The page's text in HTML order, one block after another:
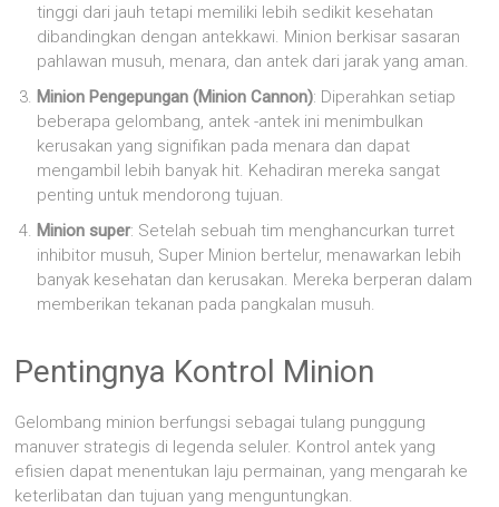
tinggi dari jauh tetapi memiliki lebih sedikit kesehatan
dibandingkan dengan antekkawi. Minion berkisar sasaran
pahlawan musuh, menara, dan antek dari jarak yang aman.
Minion Pengepungan (Minion Cannon): Diperahkan setiap
beberapa gelombang, antek -antek ini menimbulkan
kerusakan yang signifikan pada menara dan dapat
mengambil lebih banyak hit. Kehadiran mereka sangat
penting untuk mendorong tujuan.
Minion super: Setelah sebuah tim menghancurkan turret
inhibitor musuh, Super Minion bertelur, menawarkan lebih
banyak kesehatan dan kerusakan. Mereka berperan dalam
memberikan tekanan pada pangkalan musuh.
Pentingnya Kontrol Minion
Gelombang minion berfungsi sebagai tulang punggung
manuver strategis di legenda seluler. Kontrol antek yang
efisien dapat menentukan laju permainan, yang mengarah ke
keterlibatan dan tujuan yang menguntungkan.